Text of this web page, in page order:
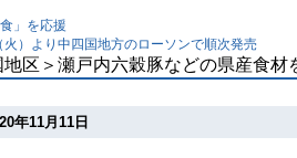
」を応援
火）より中四国地方のローソンで順次発売
地区＞瀬戸内六穀豚などの県産食
年11月11日